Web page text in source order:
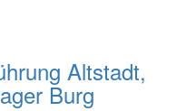
Altstadt,
Burg